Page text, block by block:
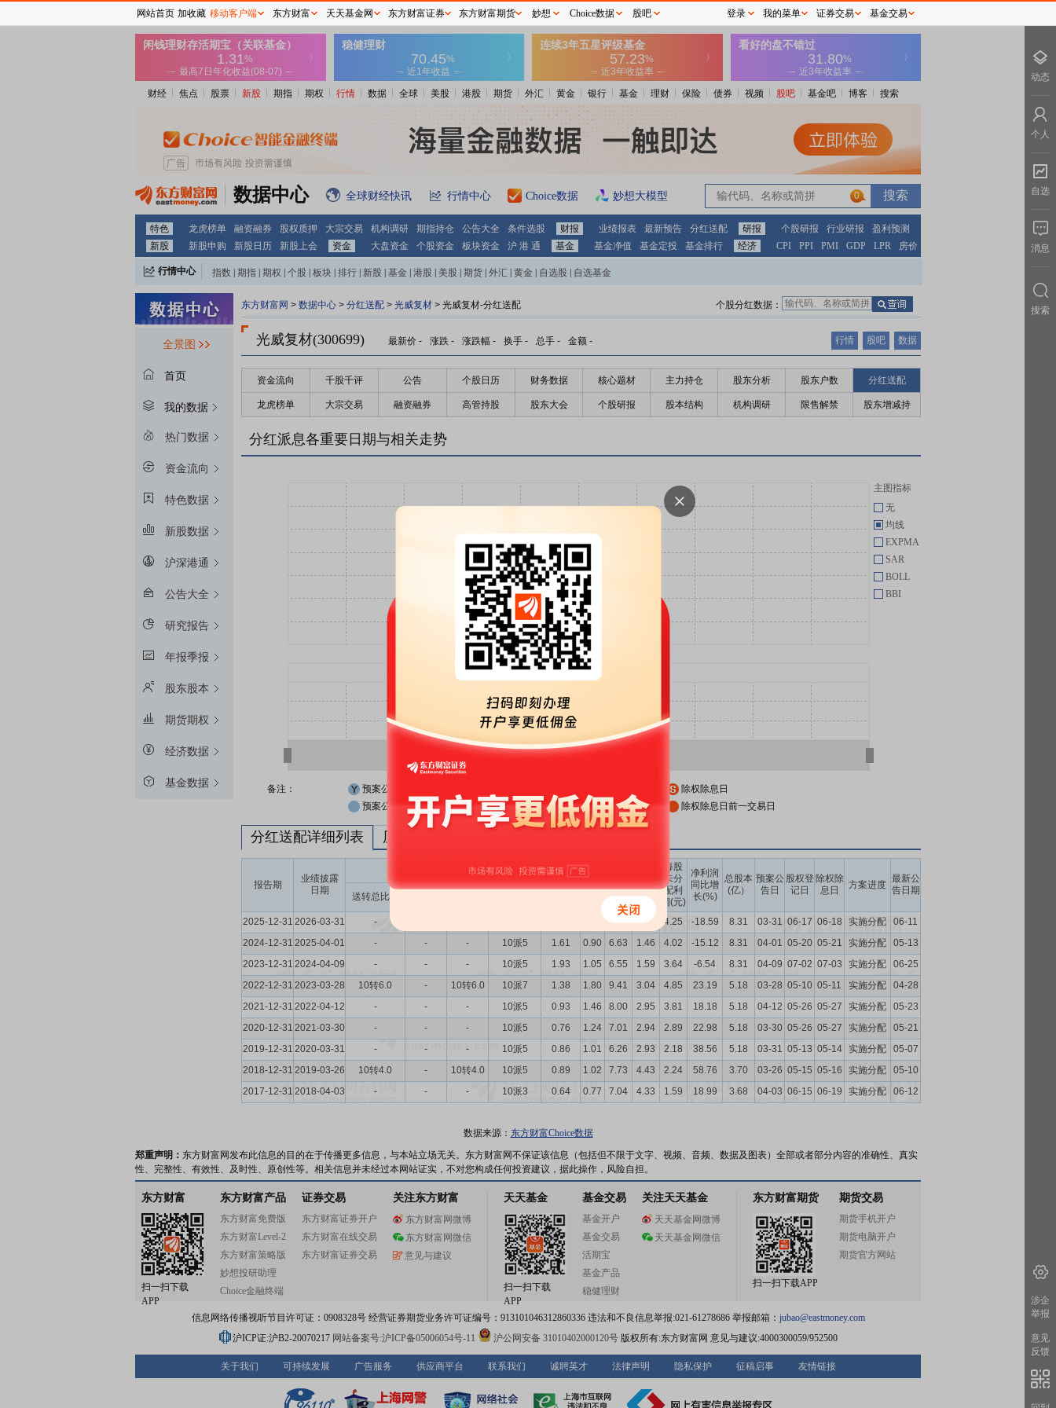
财经 焦点 股票 新股 期指 期权 行情 数据 全球 美股 港股 期货 外汇 黄金 银行 基金 理财 保险 债券 视频 股吧 基金吧 博客 搜索
数据中心 全球财经快讯 行情中心 Choice数据 妙想大模型 0
特色 龙虎榜单 融资融券 股权质押 大宗交易 机构调研 期指持仓 公告大全 条件选股 财报 业绩报表 最新预告 分红送配 研报 个股研报 行业研报
盈利预测
新股
新股申购 新股日历 新股上会 资金 大盘资金 个股资金 板块资金 沪 港 通 基金 基金净值 基金定投 基金排行 经济 CPI PPI PMI GDP LPR 房价
行情中心 指数 期指 期权 个股 板块 排行 新股 基金 港股 美股 期货 外汇 黄金 自选股 自选基金
全景图
首页
我的数据
热门数据
资金流向
特色数据
新股数据
沪深港通
公告大全
研究报告
年报季报
股东股本
期货期权
经济数据
基金数据
东方财富网 > 数据中心 > 分红送配 > 光威复材 > 光威复材-分红送配 个股分红数据：
光威复材(300699) 最新价 - 涨跌 - 涨跌幅 - 换手 - 总手 - 金额 - 行情 股吧 数据
资金流向 千股千评 公告 个股日历 财务数据 核心题材 主力持仓 股东分析 股东户数 分红送配
龙虎榜单 大宗交易 融资融券 高管持股 股东大会 个股研报 股本结构 机构调研 限售解禁 股东增减持
分红派息各重要日期与相关走势
主图指标
无
均线
EXPMA
SAR
BOLL
BBI
备注： 预案公布日
除权除息日
预案公布日前一交易日
股权登记日前一交易日 除权除息日前一交易日
分红送配详细列表 历次分红派息与涨跌幅表现
报告期
业绩披露
日期
现金分红
每股
收益
净资
产(元)
公积
金(元)
每股
未分
配利
润(元)
净利润
同比增
长(%)
总股本
(亿）
预案公
告日
股权登
记日
除权除
息日
方案进度
最新公
告日期
送转总比例
现金分红比
股息率
2025-12-31 2026-03-31 - 6.84 1.45 4.25 -18.59 8.31 03-31 06-17 06-18 实施分配
06-11
2024-12-31 2025-04-01 - - - 10派5 1.61 0.90 6.63 1.46 4.02 -15.12 8.31 04-01 05-20 05-21 实施分配
05-13
2023-12-31 2024-04-09 - - - 10派5 1.93 1.05 6.55 1.59 3.64 -6.54 8.31 04-09 07-02 07-03 实施分配
06-25
2022-12-31 2023-03-28 10转6.0 - 10转6.0 10派7 1.38 1.80 9.41 3.04 4.85 23.19 5.18 03-28 05-10 05-11 实施分配
04-28
2021-12-31 2022-04-12 - - - 10派5 0.93 1.46 8.00 2.95 3.81 18.18 5.18 04-12 05-26 05-27 实施分配
05-23
2020-12-31 2021-03-30 - - - 10派5 0.76 1.24 7.01 2.94 2.89 22.98 5.18 03-30 05-26 05-27 实施分配
05-21
2019-12-31 2020-03-31 - - - 10派5 0.86 1.01 6.26 2.93 2.18 38.56 5.18 03-31 05-13 05-14 实施分配
05-07
2018-12-31 2019-03-26 10转4.0 - 10转4.0 10派5 0.89 1.02 7.73 4.43 2.24 58.76 3.70 03-26 05-15 05-16 实施分配
05-10
2017-12-31 2018-04-03 - - - 10派3 0.64 0.77 7.04 4.33 1.59 18.99 3.68 04-03 06-15 06-19 实施分配 06-12
数据来源： 东方财富Choice数据
郑重声明： 东方财富网发布此信息的目的在于传播更多信息，与本站立场无关。东方财富网不保证该信息（包括但不限于文字、视频、音频、数据及图表）全部或者部分内容的准确性、真实
性、完整性、有效性、及时性、原创性等。相关信息并未经过本网站证实，不对您构成任何投资建议，据此操作，风险自担。
东方财富
扫一扫下载
APP
东方财富产品
东方财富免费版
东方财富Level-2
东方财富策略版
妙想投研助理
Choice金融终端
证券交易
东方财富证券开户
东方财富在线交易
东方财富证券交易
关注东方财富
东方财富网微博
东方财富网微信
意见与建议
天天基金
扫一扫下载
APP
基金交易
基金开户
基金交易
活期宝
基金产品
稳健理财
关注天天基金
天天基金网微博
天天基金网微信
东方财富期货
扫一扫下载APP
期货交易
期货手机开户
期货电脑开户
期货官方网站
信息网络传播视听节目许可证：0908328号 经营证券期货业务许可证编号：913101046312860336 违法和不良信息举报:021-61278686 举报邮箱： jubao@eastmoney.com
沪ICP证:沪B2-20070217 网站备案号:沪ICP备05006054号-11 沪公网安备 31010402000120号版权所有:东方财富网 意见与建议:4000300059/952500
关于我们 可持续发展 广告服务 供应商平台 联系我们 诚聘英才 法律声明 隐私保护 征稿启事 友情链接
网站首页 加收藏 移动客户端 东方财富 天天基金网 东方财富证券 东方财富期货 妙想 Choice数据 股吧 登录 我的菜单 证券交易 基金交易
动态
个人
自选
消息
搜索
涉企
举报
意见
反馈